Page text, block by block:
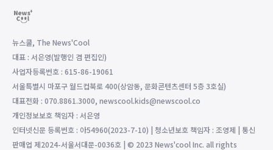
뉴스쿨, The News'Cool
대표 : 서은영(발행인 겸 편집인)
사업자등록번호 : 615-86-19061
서울특별시 마포구 월드컵북로 400(상암동, 문화콘텐츠센터 5층 3호실)
대표전화 : 070.8861.3000, newscool.kids@newscool.co
개인정보보호 책임자 : 서은영
인터넷신문 등록번호 : 아54960(2023-7-10) | 청소년보호 책임자 : 조영제 | 통신
판매업 제2024-서울서대문-0036호 | © 2023 News'cool Inc. all rights